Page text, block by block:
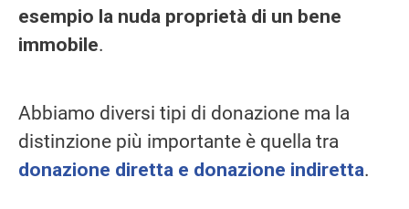
esempio la nuda proprietà di un bene
immobile.
Abbiamo diversi tipi di donazione ma la
distinzione più importante è quella tra
donazione diretta e donazione indiretta.